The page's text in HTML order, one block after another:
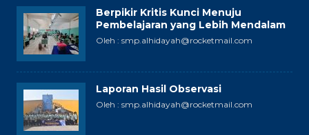
Berpikir Kritis Kunci Menuju
Pembelajaran yang Lebih Mendalam
Oleh : smp.alhidayah@rocketmail.com
Laporan Hasil Observasi
Oleh : smp.alhidayah@rocketmail.com